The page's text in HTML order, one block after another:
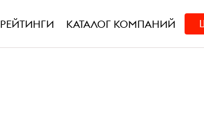
РЕЙТИНГИ КАТАЛОГ КОМПАНИЙ